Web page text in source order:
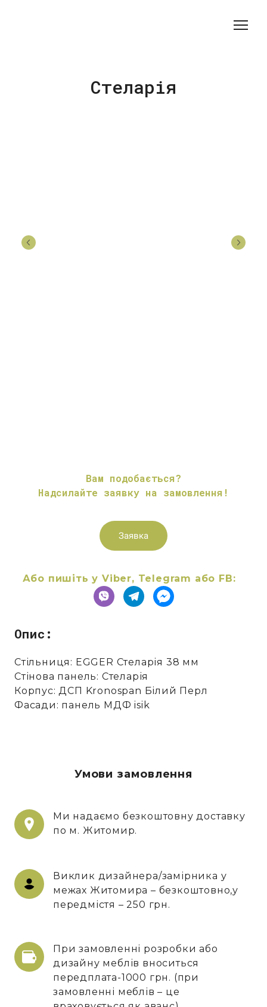
Стеларія
Вам подобається?
Надсилайте заявку на замовлення!
Заявка
Або пишіть у Viber, Telegram або FB:
Опис:
Стільниця: EGGER Стеларія 38 мм
Стінова панель: Стеларія
Корпус: ДСП Kronospan Білий Перл
Фасади: панель МДФ isik
Умови замовлення
Ми надаємо безкоштовну доставку
по м. Житомир.
Виклик дизайнера/замірника у
межах Житомира – безкоштовно,у
передмістя – 250 грн.
При замовленні розробки або
дизайну меблів вноситься
передплата-1000 грн. (при
замовленні меблів – це